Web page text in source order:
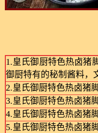
1.皇氏御厨特色热卤猪
御厨特有的秘制酱料，
2.皇氏御厨特色热卤猪
3.皇氏御厨特色热卤猪
4.皇氏御厨特色热卤猪
5.皇氏御厨特色热卤猪